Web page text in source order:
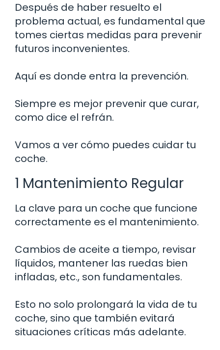
Después de haber resuelto el
problema actual, es fundamental que
tomes ciertas medidas para prevenir
futuros inconvenientes.
Aquí es donde entra la prevención.
Siempre es mejor prevenir que curar,
como dice el refrán.
Vamos a ver cómo puedes cuidar tu
coche.
1 Mantenimiento Regular
La clave para un coche que funcione
correctamente es el mantenimiento.
Cambios de aceite a tiempo, revisar
líquidos, mantener las ruedas bien
infladas, etc., son fundamentales.
Esto no solo prolongará la vida de tu
coche, sino que también evitará
situaciones críticas más adelante.